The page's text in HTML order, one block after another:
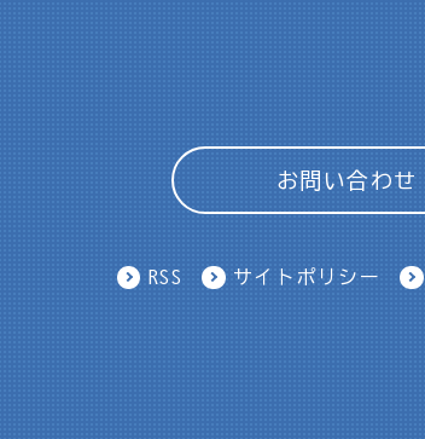
お問い合わせ
RSS サイトポリシー